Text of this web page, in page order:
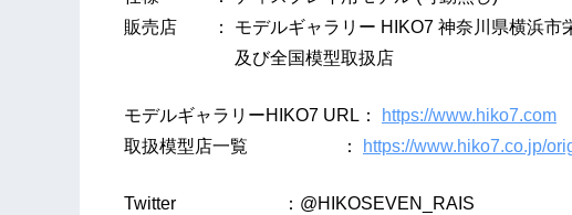
販売店 ： モデルギャラリー HIKO7 神奈川県横浜市
及び全国模型取扱店
モデルギャラリーHIKO7 URL：
https://www.hiko7.com
取扱模型店一覧 ：
https://www.hiko7.co.jp/
Twitter ：@HIKOSEVEN_RAIS